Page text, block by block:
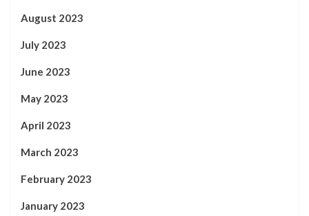
August 2023
July 2023
June 2023
May 2023
April 2023
March 2023
February 2023
January 2023